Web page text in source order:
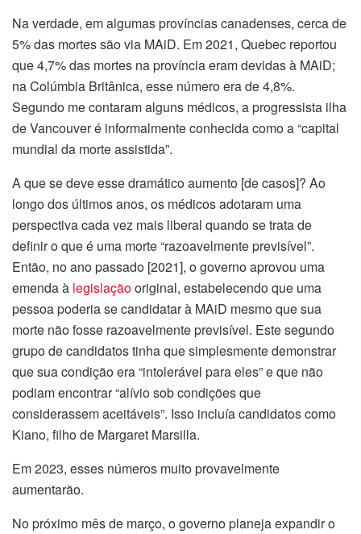
Na verdade, em algumas províncias canadenses, cerca de
5% das mortes são via MAiD. Em 2021, Quebec reportou
que 4,7% das mortes na província eram devidas à MAiD;
na Colúmbia Britânica, esse número era de 4,8%.
Segundo me contaram alguns médicos, a progressista ilha
de Vancouver é informalmente conhecida como a “capital
mundial da morte assistida”.
A que se deve esse dramático aumento [de casos]? Ao
longo dos últimos anos, os médicos adotaram uma
perspectiva cada vez mais liberal quando se trata de
definir o que é uma morte “razoavelmente previsível”.
Então, no ano passado [2021], o governo aprovou uma
emenda à legislaçãooriginal, estabelecendo que uma
pessoa poderia se candidatar à MAiD mesmo que sua
morte não fosse razoavelmente previsível. Este segundo
grupo de candidatos tinha que simplesmente demonstrar
que sua condição era “intolerável para eles” e que não
podiam encontrar “alívio sob condições que
considerassem aceitáveis”. Isso incluía candidatos como
Kiano, filho de Margaret Marsilla.
Em 2023, esses números muito provavelmente
aumentarão.
No próximo mês de março, o governo planeja expandir o